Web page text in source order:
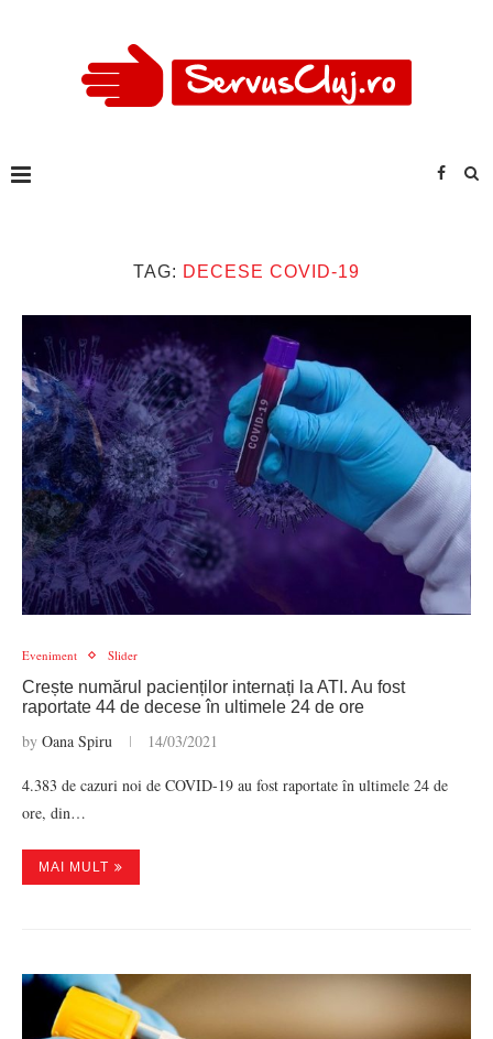
TAG: DECESE COVID-19
Eveniment Slider
Crește numărul pacienților internați la ATI. Au fost
raportate 44 de decese în ultimele 24 de ore
by Oana Spiru 14/03/2021
4.383 de cazuri noi de COVID-19 au fost raportate în ultimele 24 de
ore, din…
MAI MULT